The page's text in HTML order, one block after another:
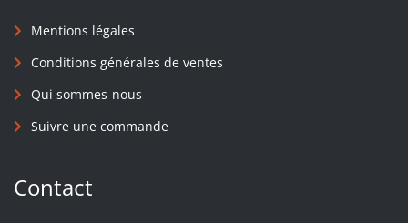
Mentions légales
Conditions générales de ventes
Qui sommes-nous
Suivre une commande
Contact